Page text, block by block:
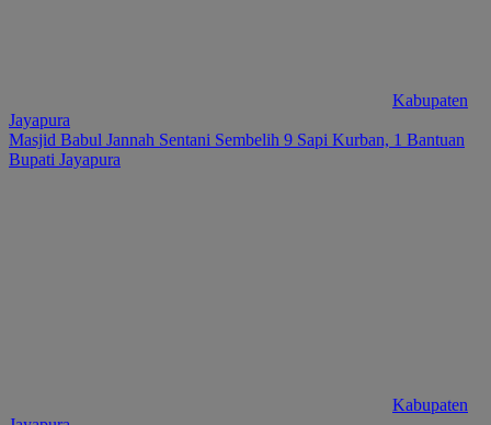
Kabupaten
Jayapura
Masjid Babul Jannah Sentani Sembelih 9 Sapi Kurban, 1 Bantuan
Bupati Jayapura
Kabupaten